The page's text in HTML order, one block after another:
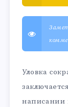
Уловка
написании